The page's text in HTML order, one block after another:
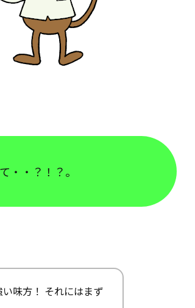
・？！？。
味方！ それにはまず